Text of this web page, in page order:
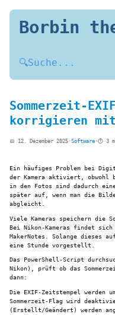
Borbin
🔍Suche...
Sommerzeit-
korrigieren mit
📅 12. Dezember 2025 ·Software ·⏱️ 3
Ein häufiges Problem bei
der Kamera aktiviert,
in den Fotos sind dadurch
später auf, wenn man die
abgleicht.
Viele Kameras speichern die
Bei Nikon-Kameras findet
MakerNotes. Solange dieses
eine Stunde vorgestellt.
Das PowerShell-Script
Nikon), prüft ob das
dann:
Die EXIF-Zeitstempel werden
Sommerzeit-Flag wird
(Erstellt/Geändert) werden